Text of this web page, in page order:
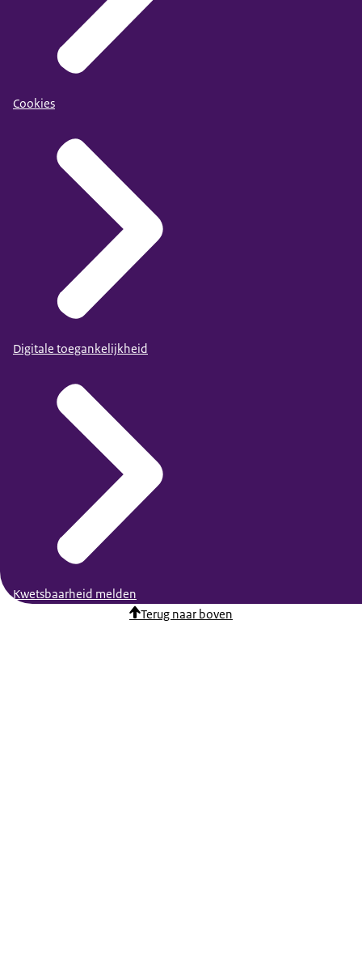
Cookies
Digitale toegankelijkheid
Kwetsbaarheid melden
Terug naar boven